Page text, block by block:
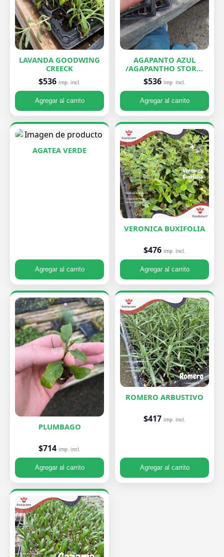
LAVANDA GOODWING
CREECK
$536 imp. incl.
Agregar al carrito
AGAPANTO AZUL
/AGAPANTHO STORM
CLOUD
$536 imp. incl.
Agregar al carrito
AGATEA VERDE
Agregar al carrito
VERONICA BUXIFOLIA
$476 imp. incl.
Agregar al carrito
PLUMBAGO
$714 imp. incl.
Agregar al carrito
ROMERO ARBUSTIVO
$417 imp. incl.
Agregar al carrito